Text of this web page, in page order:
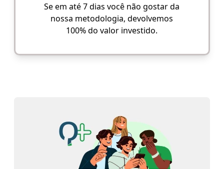
Se em até 7 dias você não gostar da
nossa metodologia, devolvemos
100% do valor investido.